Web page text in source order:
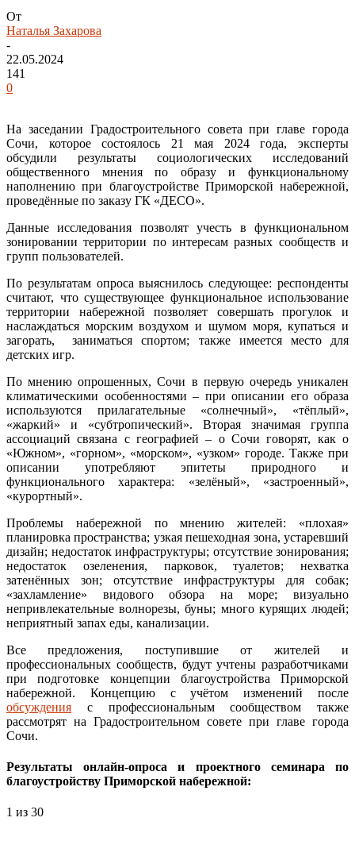
От
Наталья Захарова
-
22.05.2024
141
0
На заседании Градостроительного совета при главе города
Сочи, которое состоялось 21 мая 2024 года, эксперты
обсудили результаты социологических исследований
общественного мнения по образу и функциональному
наполнению при благоустройстве Приморской набережной,
проведённые по заказу ГК «ДЕСО».
Данные исследования позволят учесть в функциональном
зонировании территории по интересам разных сообществ и
групп пользователей.
По результатам опроса выяснилось следующее: респонденты
считают, что существующее функциональное использование
территории набережной позволяет совершать прогулок и
наслаждаться морским воздухом и шумом моря, купаться и
загорать, заниматься спортом; также имеется место для
детских игр.
По мнению опрошенных, Сочи в первую очередь уникален
климатическими особенностями – при описании его образа
используются прилагательные «солнечный», «тёплый»,
«жаркий» и «субтропический». Вторая значимая группа
ассоциаций связана с географией – о Сочи говорят, как о
«Южном», «горном», «морском», «узком» городе. Также при
описании употребляют эпитеты природного и
функционального характера: «зелёный», «застроенный»,
«курортный».
Проблемы набережной по мнению жителей: «плохая»
планировка пространства; узкая пешеходная зона, устаревший
дизайн; недостаток инфраструктуры; отсутствие зонирования;
недостаток озеленения, парковок, туалетов; нехватка
затенённых зон; отсутствие инфраструктуры для собак;
«захламление» видового обзора на море; визуально
непривлекательные волнорезы, буны; много курящих людей;
неприятный запах еды, канализации.
Все предложения, поступившие от жителей и
профессиональных сообществ, будут учтены разработчиками
при подготовке концепции благоустройства Приморской
набережной. Концепцию с учётом изменений после
обсуждения с профессиональным сообществом также
рассмотрят на Градостроительном совете при главе города
Сочи.
Результаты онлайн-опроса и проектного семинара по
благоустройству Приморской набережной:
1 из 30